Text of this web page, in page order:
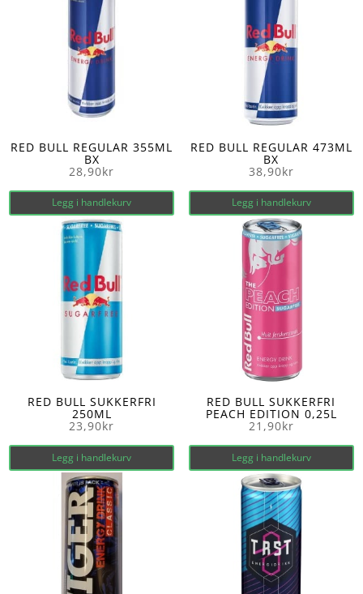
RED BULL REGULAR 355ML
BX
28,90kr
Legg i handlekurv
RED BULL REGULAR 473ML
BX
38,90kr
Legg i handlekurv
RED BULL SUKKERFRI
250ML
23,90kr
Legg i handlekurv
RED BULL SUKKERFRI
PEACH EDITION 0,25L
21,90kr
Legg i handlekurv